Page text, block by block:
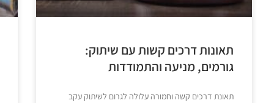
תאונות דרכים קשות עם שיתוק:
גורמים, מניעה והתמודדות
תאונת דרכים קשה וחמורה עלולה לגרום לשיתוק עקב